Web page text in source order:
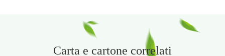
Carta e cartone correlati